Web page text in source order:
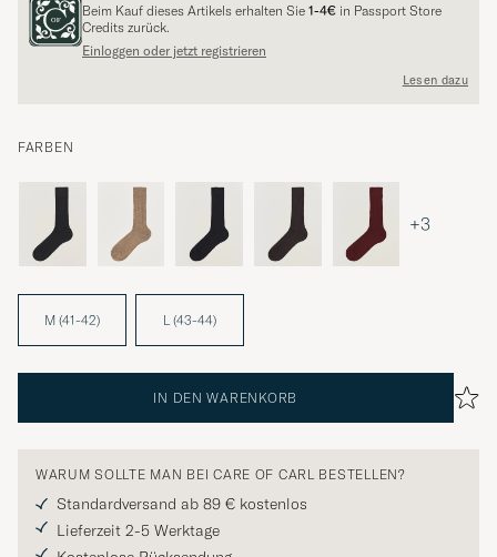
Beim Kauf dieses Artikels erhalten Sie 1-4€ in Passport Store
Credits zurück.
Einloggen oder jetzt registrieren
Lesen dazu
FARBEN
+3
M (41-42) L (43-44)
IN DEN WARENKORB
WARUM SOLLTE MAN BEI CARE OF CARL BESTELLEN?
Standardversand ab 89 € kostenlos
Lieferzeit 2-5 Werktage